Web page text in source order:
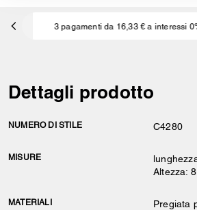
3 pagamenti da 16,33 € a interessi 0%
Dettagli prodotto
NUMERO DI STILE C4280
MISURE
Altezza:
MATERIALI Pregiata